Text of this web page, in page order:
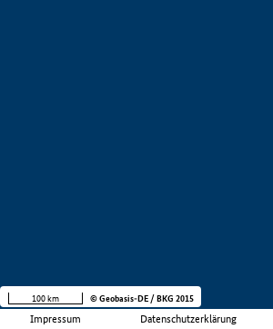
Impressum Datenschutzerklärung
100 km © Geobasis-DE / BKG 2015